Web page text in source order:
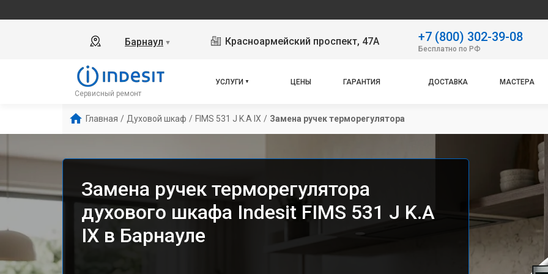
Барнаул ▼ Красноармейский проспект, 47А +7 (800) 302-39-08
Бесплатно по РФ
Сервисный ремонт
УСЛУГИ ЦЕНЫ ГАРАНТИЯ ДОСТАВКА МАСТЕРА
Главная / Духовой шкаф / FIMS 531 J K.A IX / Замена ручек терморегулятора
Замена ручек терморегулятора
духового шкафа Indesit FIMS 531 J K.A
IX в Барнауле